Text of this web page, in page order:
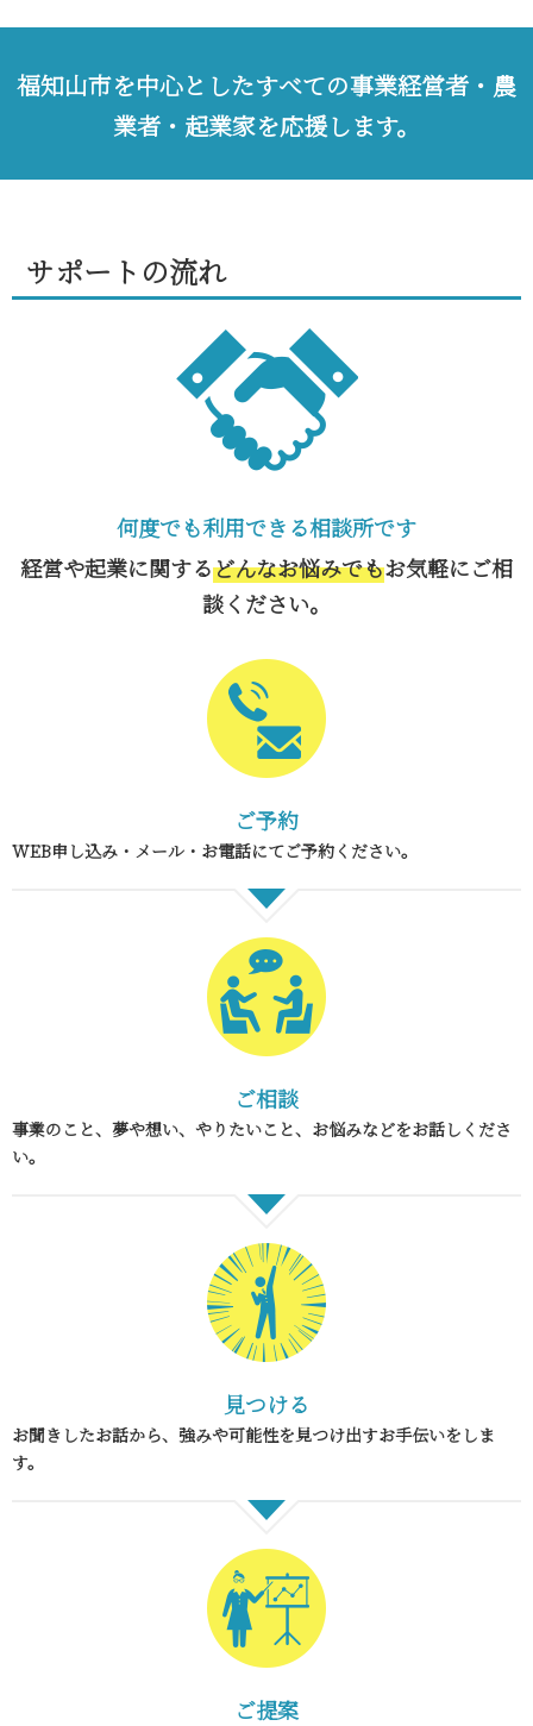
福知山市を中心としたすべての事業経営者・農
業者・起業家を応援します。
サポートの流れ
何度でも利用できる相談所です
経営や起業に関するどんなお悩みでもお気軽にご相
談ください。
ご予約
WEB申し込み・メール・お電話にてご予約ください。
ご相談
事業のこと、夢や想い、やりたいこと、お悩みなどをお話しくださ
い。
見つける
お聞きしたお話から、強みや可能性を見つけ出すお手伝いをしま
す。
ご提案